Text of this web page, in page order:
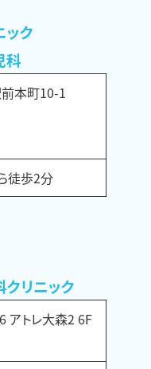
ク
科
本町10-1
徒歩2分
リニック
アトレ大森2 6F